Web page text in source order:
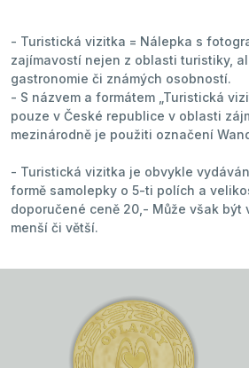
- Turistická vizitka = Nálepka s
zajímavostí nejen z oblasti turistiky,
gastronomie či známých osobností.
- S názvem a formátem „Turistická
pouze v České republice v oblasti
mezinárodně je použiti označení
- Turistická vizitka je obvykle
formě samolepky o 5-ti polích a
doporučené ceně 20,- Může však být
menší či větší.